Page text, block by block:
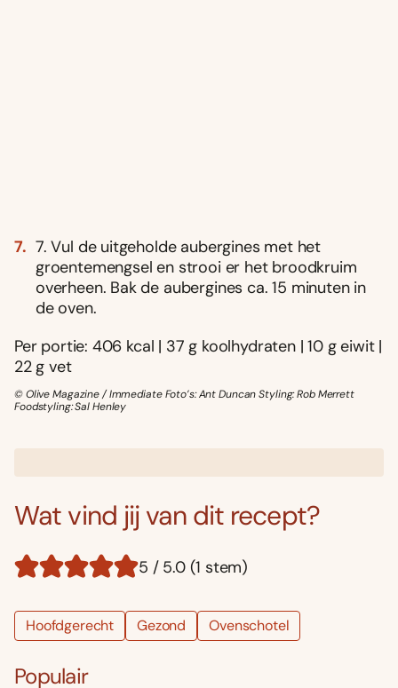
7. Vul de uitgeholde aubergines met het
groentemengsel en strooi er het broodkruim
overheen. Bak de aubergines ca. 15 minuten in
de oven.
Per portie: 406 kcal | 37 g koolhydraten | 10 g eiwit |
22 g vet
© Olive Magazine / Immediate Foto’s: Ant Duncan Styling: Rob Merrett
Foodstyling: Sal Henley
Wat vind jij van dit recept?
5 / 5.0 (1 stem)
Hoofdgerecht Gezond Ovenschotel
Populair